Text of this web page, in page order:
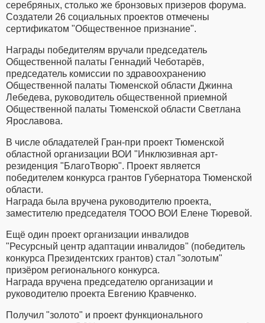
серебряных, столько же бронзовых призеров форума.
Создатели 26 социальных проектов отмечены
сертификатом "Общественное признание".
Награды победителям вручали председатель
Общественной палаты Геннадий Чеботарёв,
председатель комиссии по здравоохранению
Общественной палаты Тюменской области Джинна
Лебедева, руководитель общественной приемной
Общественной палаты Тюменской области Светлана
Ярославова.
В числе обладателей Гран-при проект Тюменской
областной организации ВОИ "Инклюзивная арт-
резиденция "БлагоТворю". Проект является
победителем конкурса грантов Губернатора Тюменской
области.
Награда была вручена руководителю проекта,
заместителю председателя ТООО ВОИ Елене Тюревой.
Ещё один проект организации инвалидов
"Ресурсный центр адаптации инвалидов" (победитель
конкурса Президентских грантов) стал "золотым"
призёром регионального конкурса.
Награда вручена председателю организации и
руководителю проекта Евгению Кравченко.
Получил "золото" и проект функционального